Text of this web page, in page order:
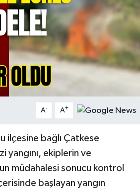
A- A+
ilçesine bağlı Çatkese
yangını, ekiplerin ve
müdahalesi sonucu kontrol
başlayan yangın